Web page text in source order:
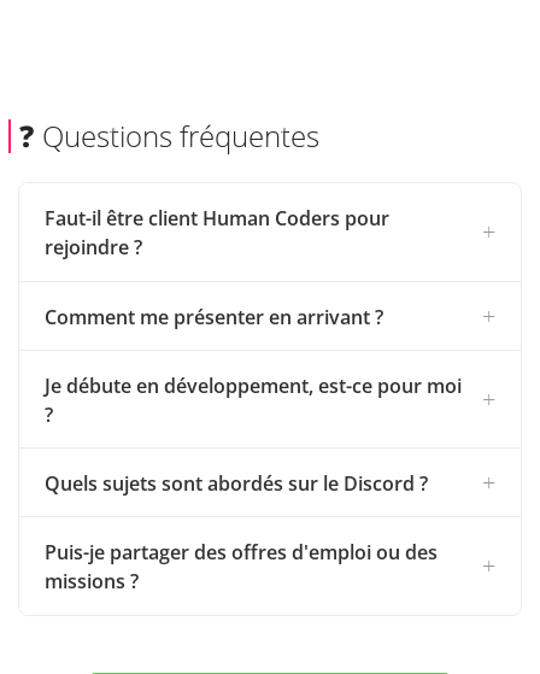
❓ Questions fréquentes
Faut-il être client Human Coders pour
rejoindre ?
Comment me présenter en arrivant ?
Je débute en développement, est-ce pour moi
?
Quels sujets sont abordés sur le Discord ?
Puis-je partager des offres d'emploi ou des
missions ?